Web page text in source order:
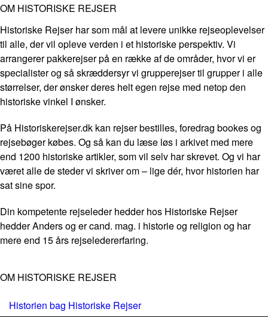
OM HISTORISKE REJSER
Historiske Rejser har som mål at levere unikke rejseoplevelser
til alle, der vil opleve verden i et historiske perspektiv. Vi
arrangerer pakkerejser på en række af de områder, hvor vi er
specialister og så skræddersyr vi grupperejser til grupper i alle
størrelser, der ønsker deres helt egen rejse med netop den
historiske vinkel I ønsker.
På Historiskerejser.dk kan rejser bestilles, foredrag bookes og
rejsebøger købes. Og så kan du læse løs i arkivet med mere
end 1200 historiske artikler, som vil selv har skrevet. Og vi har
været alle de steder vi skriver om – lige dér, hvor historien har
sat sine spor.
Din kompetente rejseleder hedder hos Historiske Rejser
hedder Anders og er cand. mag. i historie og religion og har
mere end 15 års rejseledererfaring.
OM HISTORISKE REJSER
Historien bag Historiske Rejser